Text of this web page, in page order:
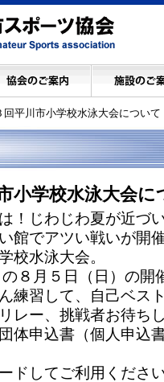
回平川市小学校水泳大会について
小学校水泳大会に
！じわじわ夏が近づ
館でアツい戦いが開
校水泳大会。
８月５日（日）の開
練習して、自己ベス
レー、挑戦者お待ち
体申込書（個人申込
ドしてご利用くださ